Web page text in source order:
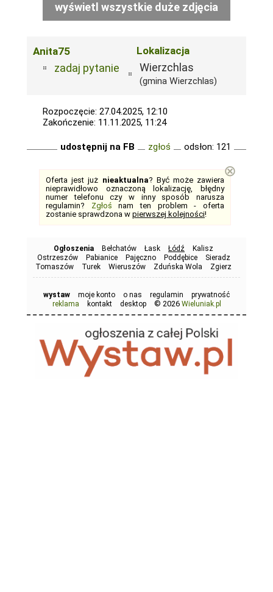
wyświetl wszystkie duże zdjęcia
Anita75
zadaj pytanie
Lokalizacja
Wierzchlas
(gmina Wierzchlas)
Rozpoczęcie: 27.04.2025, 12:10
Zakończenie: 11.11.2025, 11:24
udostępnij na FB zgłoś odsłon: 121
Oferta jest już nieaktualna? Być może zawiera
nieprawidłowo oznaczoną lokalizację, błędny
numer telefonu czy w inny sposób narusza
regulamin? Zgłoś nam ten problem - oferta
zostanie sprawdzona w pierwszej kolejności!
⊗
Ogłoszenia Bełchatów Łask Łódź
Kalisz
Ostrzeszów
Pabianice Pajęczno Poddębice
Sieradz
Tomaszów
Turek Wieruszów Zduńska Wola Zgierz
wystaw moje konto o nas regulamin
prywatność
reklama
kontakt desktop © 2026 Wieluniak.pl